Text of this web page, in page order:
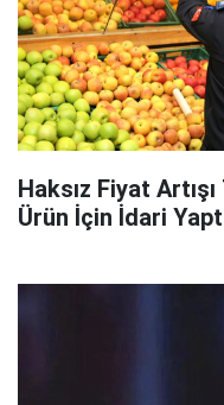
Haksız Fiyat
Ürün İçin İdari